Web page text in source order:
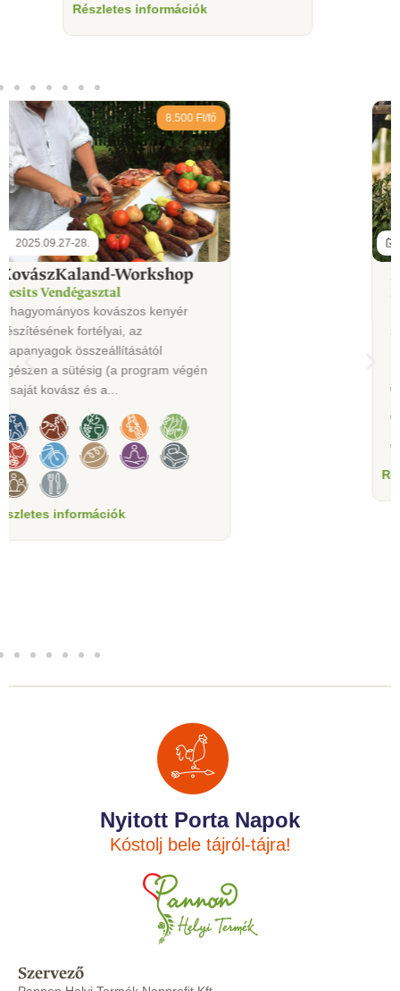
Részletes információk
2025.09.27-28.
3.500 Ft/fő
Pesztó készítés
Harmónia Öko-kert
Pesztó készítés szezonális leveles
zöldségekből .
Részletes információk
Nyitott Porta Napok
Kóstolj bele tájról-tájra!
Szervező